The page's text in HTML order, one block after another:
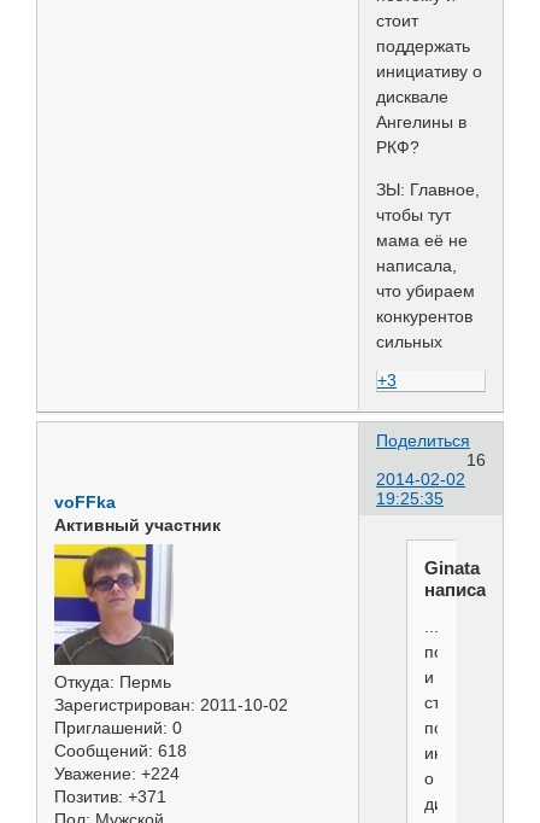
стоит
поддержать
инициативу о
дисквале
Ангелины в
РКФ?
ЗЫ: Главное,
чтобы тут
мама её не
написала,
что убираем
конкурентов
сильных
+3
Поделиться
16
2014-02-02
19:25:35
voFFka
Активный участник
Откуда: Пермь
Зарегистрирован: 2011-10-02
Приглашений: 0
Сообщений: 618
Уважение: +224
Позитив: +371
Ginata
написал(а):
поэтому
и
стоит
поддержать
инициативу
о
дисквале